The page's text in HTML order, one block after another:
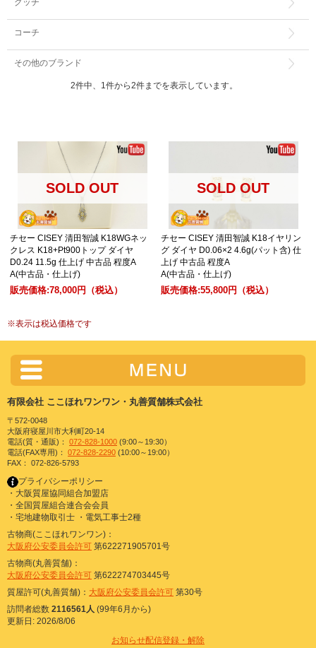
グッチ
コーチ
その他のブランド
2件中、1件から2件までを表示しています。
チセー CISEY 清田智誠 K18WGネッ
クレス K18+Pt900トップ ダイヤ
D0.24 11.5g 仕上げ 中古品 程度A
A(中古品・仕上げ)
販売価格:78,000円 （税込）
SOLD OUT
チセー CISEY 清田智誠 K18イヤリン
グ ダイヤ D0.06×2 4.6g(パット含) 仕
上げ 中古品 程度A
A(中古品・仕上げ)
販売価格:55,800円 （税込）
SOLD OUT
※表示は税込価格です
有限会社 ここほれワンワン・丸善質舗株式会社
〒572-0048
大阪府寝屋川市大利町20-14
電話(質・通販)： 072-828-1000 (9:00～19:30）
電話(FAX専用)： 072-828-2290 (10:00～19:00）
FAX： 072-826-5793
プライバシーポリシー
・大阪質屋協同組合加盟店
・全国質屋組合連合会会員
・宅地建物取引士 ・電気工事士2種
古物商(ここほれワンワン)：
大阪府公安委員会許可 第622271905701号
古物商(丸善質舗)：
大阪府公安委員会許可 第622274703445号
質屋許可(丸善質舗)： 大阪府公安委員会許可 第30号
訪問者総数 2116561人 (99年6月から)
更新日: 2026/8/06
お知らせ配信登録・解除